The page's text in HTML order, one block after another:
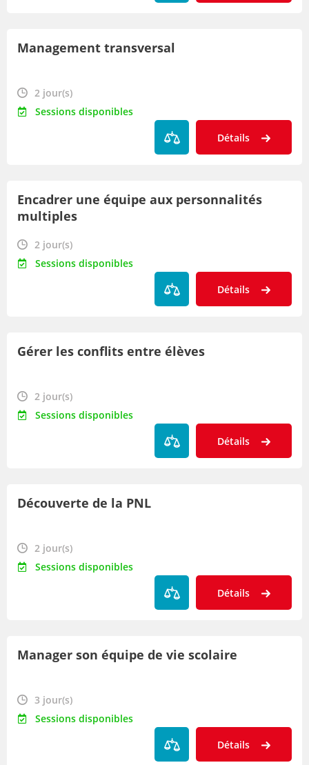
Management transversal
2 jour(s)
Sessions disponibles
Détails
Encadrer une équipe aux personnalités
multiples
2 jour(s)
Sessions disponibles
Détails
Gérer les conflits entre élèves
2 jour(s)
Sessions disponibles
Détails
Découverte de la PNL
2 jour(s)
Sessions disponibles
Détails
Manager son équipe de vie scolaire
3 jour(s)
Sessions disponibles
Détails